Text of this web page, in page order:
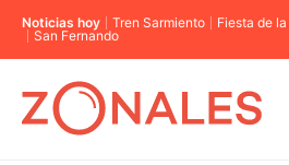
Noticias hoy Tren Sarmiento Fiesta de
San Fernando